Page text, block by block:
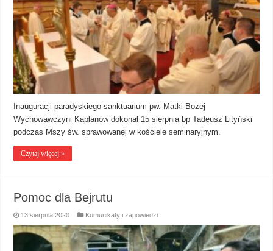
Inauguracji paradyskiego sanktuarium pw. Matki Bożej
Wychowawczyni Kapłanów dokonał 15 sierpnia bp Tadeusz Lityński
podczas Mszy św. sprawowanej w kościele seminaryjnym.
Czytaj więcej »
Pomoc dla Bejrutu
13 sierpnia 2020 Komunikaty i zapowiedzi